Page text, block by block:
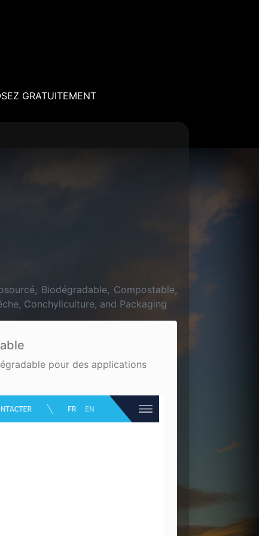
GRATUITEMENT
Biodégradable, Compostable,
Conchyliculture, and Packaging
pour des applications